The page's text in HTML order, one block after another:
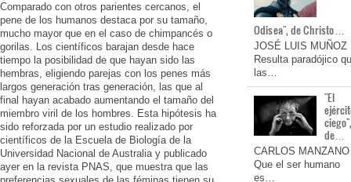
Comparado con otros parientes cercanos, el
pene de los humanos destaca por su tamaño,
mucho mayor que en el caso de chimpancés o
gorilas. Los científicos barajan desde hace
tiempo la posibilidad de que hayan sido las
hembras, eligiendo parejas con los penes más
largos generación tras generación, las que al
final hayan acabado aumentando el tamaño del
miembro viril de los hombres. Esta hipótesis ha
sido reforzada por un estudio realizado por
científicos de la Escuela de Biología de la
Universidad Nacional de Australia y publicado
ayer en la revista PNAS, que muestra que las
Odisea", de Christo…
JOSÉ LUIS MUÑOZ
Resulta paradójico
las…
"El
de…
CARLOS MANZANO
Que el ser humano
es…